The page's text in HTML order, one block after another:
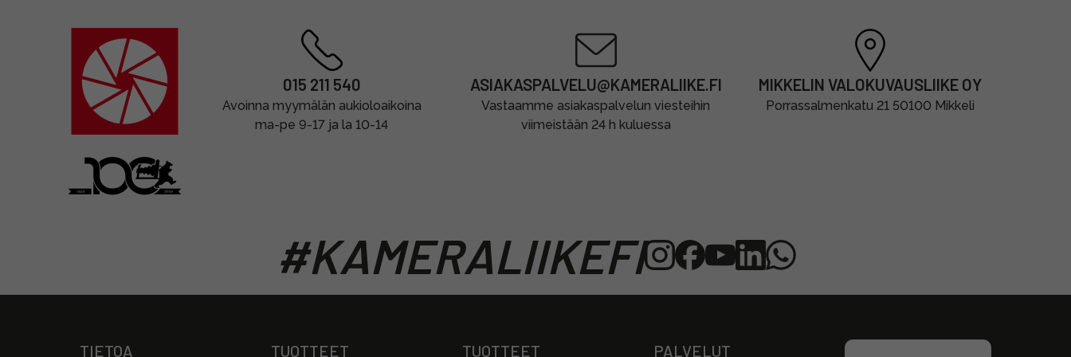
015 211 540
Avoinna myymälän aukioloaikoina
ma-pe 9-17 ja la 10-14
ASIAKASPALVELU@KAMERALIIKE.FI
Vastaamme asiakaspalvelun viesteihin
viimeistään 24 h kuluessa
MIKKELIN VALOKUVAUSLIIKE OY
Porrassalmenkatu 21 50100 Mikkeli
#KAMERALIIKEFI
TIETOA TUOTTEET TUOTTEET PALVELUT